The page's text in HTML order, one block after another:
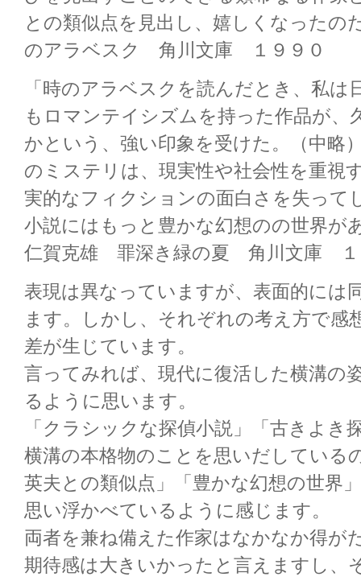
との類似点を見出し、嬉しくなった
のアラベスク 角川文庫 １９９０
「時のアラベスクを読んだとき、私は
もロマンテイシズムを持った作品が、
かという、強い印象を受けた。（中略
のミステリは、現実性や社会性を重視
実的なフィクションの面白さを失って
小説にはもっと豊かな幻想のの世界が
仁賀克雄 罪深き緑の夏 角川文庫 １
表現は異なっていますが、表面的には
ます。しかし、それぞれの考え方で感
差が生じています。
言ってみれば、現代に復活した横溝の
るように思います。
「クラシックな探偵小説」「古きよき
横溝の本格物のことを思いだしている
英夫との類似点」「豊かな幻想の世界
思い浮かべているように感じます。
両者を兼ね備えた作家はなかなか得が
期待感は大きいかったと言えますし、